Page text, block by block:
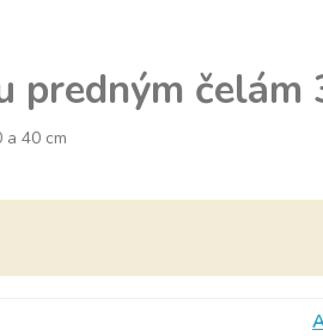
predným čelám